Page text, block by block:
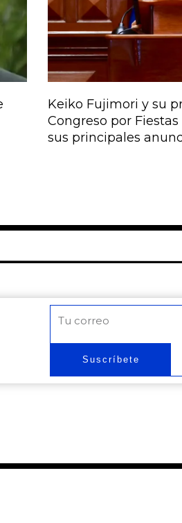
Keiko Fujimori y su
Congreso por
sus principales
Suscríbete